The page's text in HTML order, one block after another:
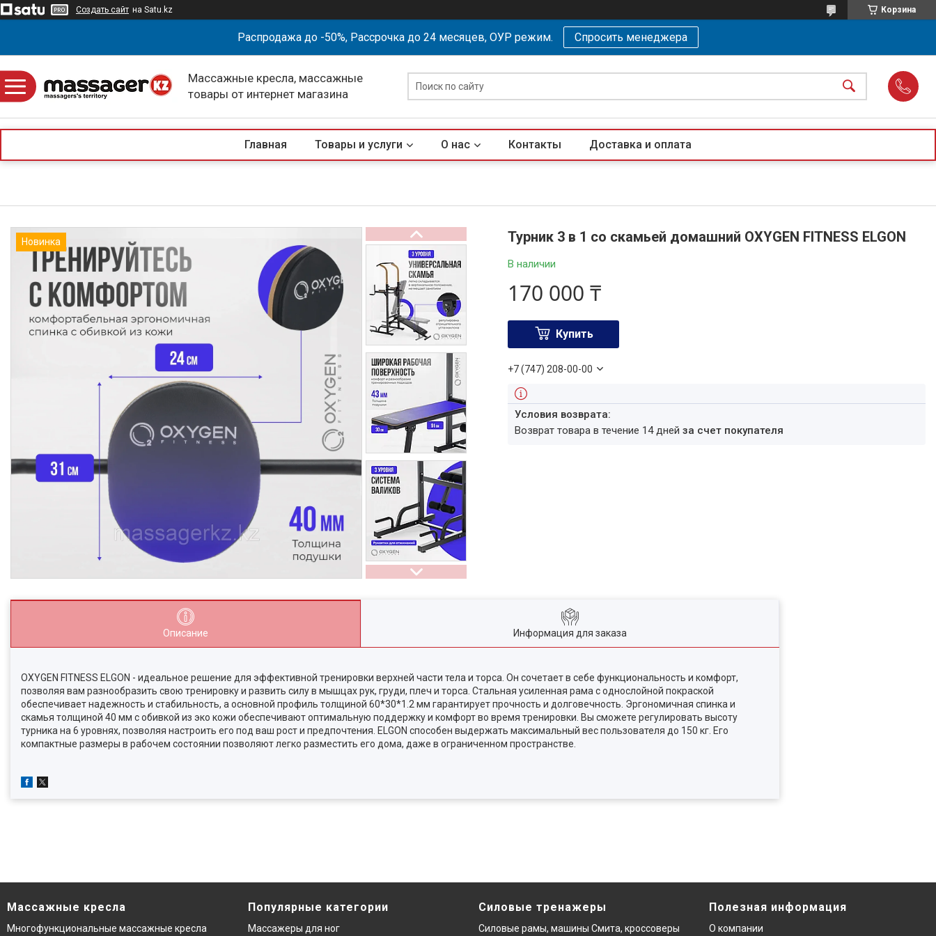
Создать сайт на Satu.kz Корзина
Распродажа до -50%, Рассрочка до 24 месяцев, ОУР режим. Спросить менеджера
Массажные кресла, массажные
товары от интернет магазина
Главная Товары и услуги О нас Контакты Доставка и оплата
Новинка Турник 3 в 1 со скамьей домашний OXYGEN FITNESS ELGON
В наличии
170 000 ₸
Купить
+7 (747) 208-00-00
возврат товара в течение 14 днейза счет покупателя
Описание Информация для заказа
OXYGEN FITNESS ELGON - идеальное решение для эффективной тренировки верхней части тела и торса. Он сочетает в себе функциональность и комфорт,
позволяя вам разнообразить свою тренировку и развить силу в мышцах рук, груди, плеч и торса. Стальная усиленная рама с однослойной покраской
обеспечивает надежность и стабильность, а основной профиль толщиной 60*30*1.2 мм гарантирует прочность и долговечность. Эргономичная спинка и
скамья толщиной 40 мм с обивкой из эко кожи обеспечивают оптимальную поддержку и комфорт во время тренировки. Вы сможете регулировать высоту
турника на 6 уровнях, позволяя настроить его под ваш рост и предпочтения. ELGON способен выдержать максимальный вес пользователя до 150 кг. Его
компактные размеры в рабочем состоянии позволяют легко разместить его дома, даже в ограниченном пространстве.
Массажные кресла
Многофункциональные массажные кресла
Популярные категории
Массажеры для ног
Силовые тренажеры
Силовые рамы, машины Смита, кроссоверы
Полезная информация
О компании